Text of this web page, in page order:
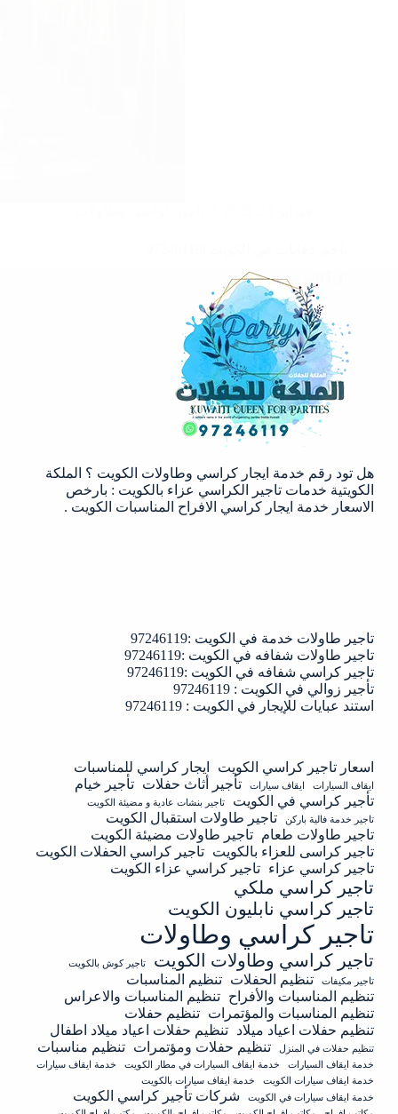
دفايات
الكويت
|97246119
هل تود رقم خدمة ايجار كراسي وطاولات الكويت ؟ الملكة
الكويتية خدمات تاجير الكراسي عزاء بالكويت : بارخص
الاسعار خدمة ايجار كراسي الافراح المناسبات الكويت .
تاجير طاولات خدمة في الكويت :97246119
تاجير طاولات شفافه في الكويت :97246119
تاجير كراسي شفافه في الكويت :97246119
تأجير زوالي في الكويت : 97246119
استند عبايات للإيجار في الكويت : 97246119
اسعار تاجير كراسي الكويت ايجار كراسي للمناسبات
ايقاف السيارات ايقاف سيارات تأجير أثاث حفلات تأجير خيام
تأجير كراسي في الكويت
تاجير بنشات عادية و مضيئة الكويت
تاجير خدمة فالية باركن
تاجير طاولات استقبال الكويت
تاجير طاولات طعام تاجير طاولات مضيئة الكويت
تاجير كراسى للعزاء بالكويت تاجير كراسي الحفلات الكويت
تاجير كراسي عزاء تاجير كراسي عزاء الكويت
تاجير كراسي ملكي
تاجير كراسي نابليون الكويت
تاجير كراسي وطاولات
تاجير كراسي وطاولات الكويت
تاجير كوش بالكويت
تاجير مكيفات
تنظيم الحفلات تنظيم المناسبات
تنظيم المناسبات والأفراح تنظيم المناسبات والاعراس
تنظيم المناسبات والمؤتمرات تنظيم حفلات
تنظيم حفلات اعياد ميلاد تنظيم حفلات اعياد ميلاد اطفال
تنظيم حفلات في المنزل تنظيم حفلات ومؤتمرات تنظيم مناسبات
خدمة ايقاف السيارات خدمة ايقاف السيارات في مطار الكويت
خدمة ايقاف سيارات
خدمة ايقاف سيارات الكويت
خدمة ايقاف سيارات بالكويت
خدمة ايقاف سيارات في الكويت
شركات تأجير كراسي الكويت